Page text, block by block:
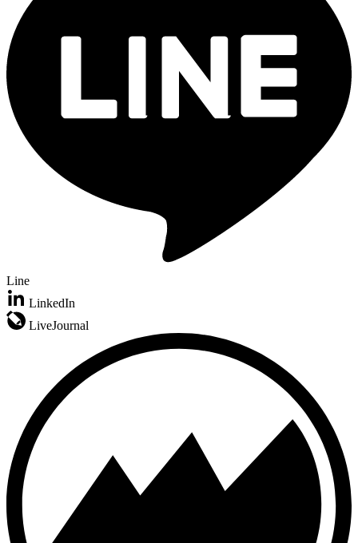
Line
LinkedIn
LiveJournal